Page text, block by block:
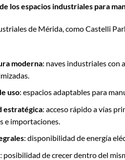
los espacios industriales para
de Mérida, como Castelli
moderna: naves industriales con
uso: espacios adaptables para
estratégica: acceso rápido a vías
e importaciones.
: disponibilidad de energía
: posibilidad de crecer dentro del